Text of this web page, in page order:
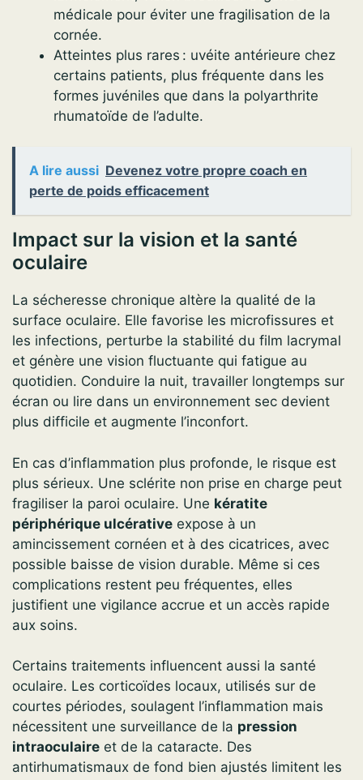
médicale pour éviter une fragilisation de la
cornée.
Atteintes plus rares : uvéite antérieure chez
certains patients, plus fréquente dans les
formes juvéniles que dans la polyarthrite
rhumatoïde de l’adulte.
A lire aussi Devenez votre propre coach en
perte de poids efficacement
Impact sur la vision et la santé
oculaire
La sécheresse chronique altère la qualité de la
surface oculaire. Elle favorise les microfissures et
les infections, perturbe la stabilité du film lacrymal
et génère une vision fluctuante qui fatigue au
quotidien. Conduire la nuit, travailler longtemps sur
écran ou lire dans un environnement sec devient
plus difficile et augmente l’inconfort.
En cas d’inflammation plus profonde, le risque est
plus sérieux. Une sclérite non prise en charge peut
fragiliser la paroi oculaire. Une kératite
périphérique ulcérative expose à un
amincissement cornéen et à des cicatrices, avec
possible baisse de vision durable. Même si ces
complications restent peu fréquentes, elles
justifient une vigilance accrue et un accès rapide
aux soins.
Certains traitements influencent aussi la santé
oculaire. Les corticoïdes locaux, utilisés sur de
courtes périodes, soulagent l’inflammation mais
nécessitent une surveillance de la pression
intraoculaire et de la cataracte. Des
antirhumatismaux de fond bien ajustés limitent les